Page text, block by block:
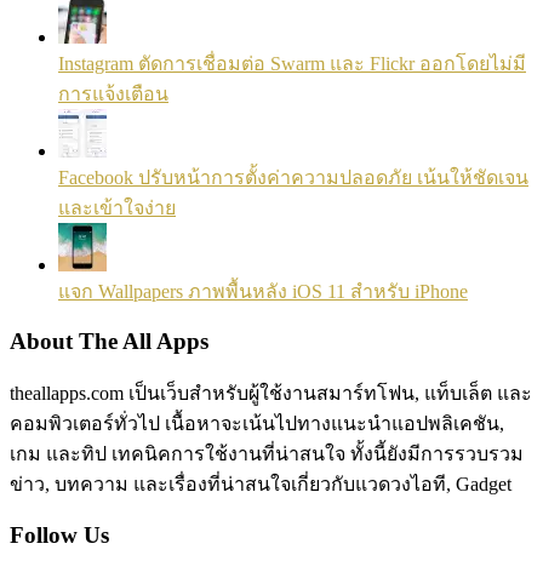
Instagram ตัดการเชื่อมต่อ Swarm และ Flickr ออกโดยไม่มี
การแจ้งเตือน
Facebook ปรับหน้าการตั้งค่าความปลอดภัย เน้นให้ชัดเจน
และเข้าใจง่าย
แจก Wallpapers ภาพพื้นหลัง iOS 11 สำหรับ iPhone
About The All Apps
theallapps.com เป็นเว็บสำหรับผู้ใช้งานสมาร์ทโฟน, แท็บเล็ต และ
คอมพิวเตอร์ทั่วไป เนื้อหาจะเน้นไปทางแนะนำแอปพลิเคชัน,
เกม และทิป เทคนิคการใช้งานที่น่าสนใจ ทั้งนี้ยังมีการรวบรวม
ข่าว, บทความ และเรื่องที่น่าสนใจเกี่ยวกับแวดวงไอที, Gadget
Follow Us